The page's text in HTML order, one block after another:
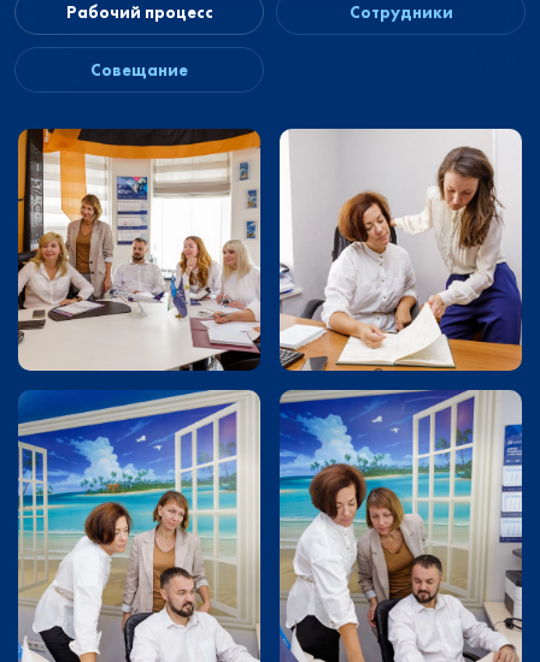
Рабочий процесс Сотрудники
Совещание